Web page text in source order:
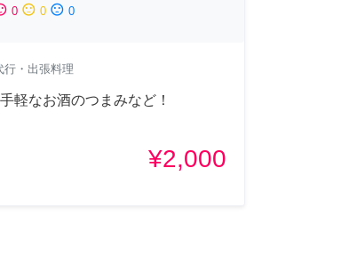
0 sentiment_neutral 0 sentiment_dissatisfied 0
行・出張料理
軽なお酒のつまみなど！
¥2,000